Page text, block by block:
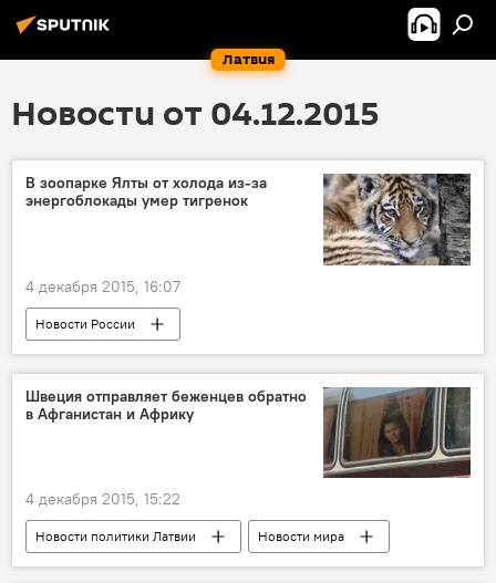
Латвия
Новости от 04.12.2015
В зоопарке Ялты от холода из-за
энергоблокады умер тигренок
4 декабря 2015, 16:07
Новости России
Новости экономики Латвии
Швеция отправляет беженцев обратно
в Афганистан и Африку
4 декабря 2015, 15:22
Новости политики Латвии Новости мира